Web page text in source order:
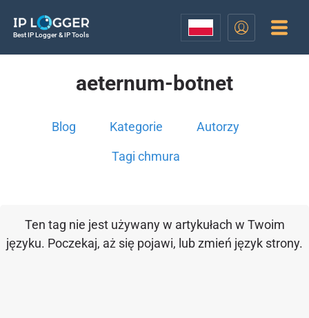
Best IP Logger & IP Tools
aeternum-botnet
Blog Kategorie Autorzy
Tagi chmura